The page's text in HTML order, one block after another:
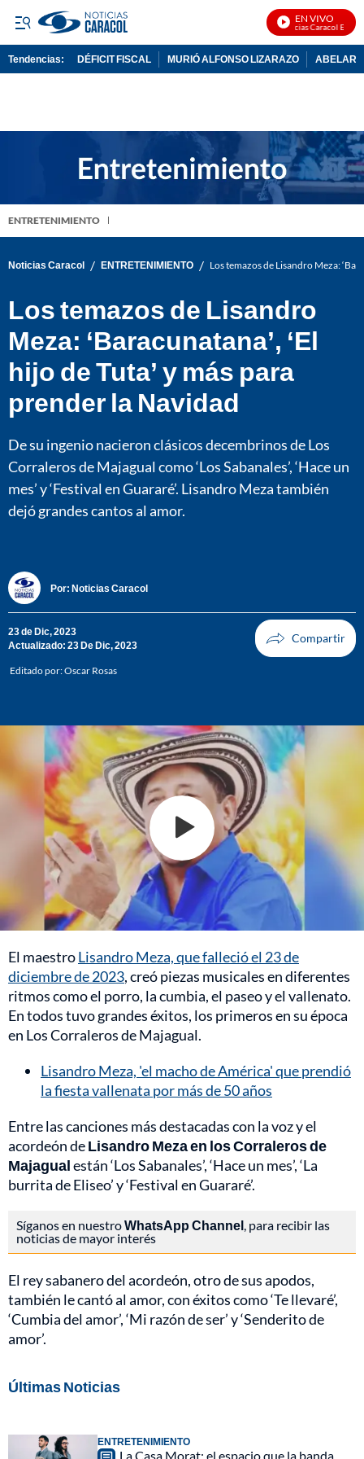
EN VIVO
Noticias Caracol En Vivo
Tendencias: DÉFICIT FISCAL MURIÓ ALFONSO LIZARAZO
ENTRETENIMIENTO
Noticias Caracol / ENTRETENIMIENTO / Los temazos de Lisandro Meza:
Los temazos de Lisandro
Meza: ‘Baracunatana’, ‘El
hijo de Tuta’ y más para
prender la Navidad
De su ingenio nacieron clásicos decembrinos de Los
Corraleros de Majagual como ‘Los Sabanales’, ‘Hace un
mes’ y ‘Festival en Guararé’. Lisandro Meza también
dejó grandes cantos al amor.
Por: Noticias Caracol
23 de Dic, 2023
Actualizado: 23 De Dic, 2023
Editado por:Oscar Rosas
El maestroLisandro Meza, que falleció el 23 de
diciembre de 2023, creó piezas musicales en diferentes
ritmos como el porro, la cumbia, el paseo y el vallenato.
En todos tuvo grandes éxitos, los primeros en su época
en Los Corraleros de Majagual.
Lisandro Meza, 'el macho de América' que prendió
la fiesta vallenata por más de 50 años
Entre las canciones más destacadas con la voz y el
acordeón deLisandro Meza en los Corraleros de
Majagualestán ‘Los Sabanales’, ‘Hace un mes’, ‘La
burrita de Eliseo’ y ‘Festival en Guararé’.
Síganos en nuestroWhatsApp Channel , para recibir las
noticias de mayor interés
El rey sabanero del acordeón, otro de sus apodos,
también le cantó al amor, con éxitos como ‘Te llevaré’,
‘Cumbia del amor’, ‘Mi razón de ser’ y ‘Senderito de
amor’.
Últimas Noticias
ENTRETENIMIENTO
La Casa Morat: el espacio que la banda